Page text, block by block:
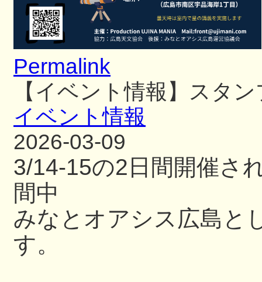
Permalink
【イベント情報】スタ
イベント情報
2026-03-09
3/14-15の2日間開催さ
間中
みなとオアシス広島と
す。